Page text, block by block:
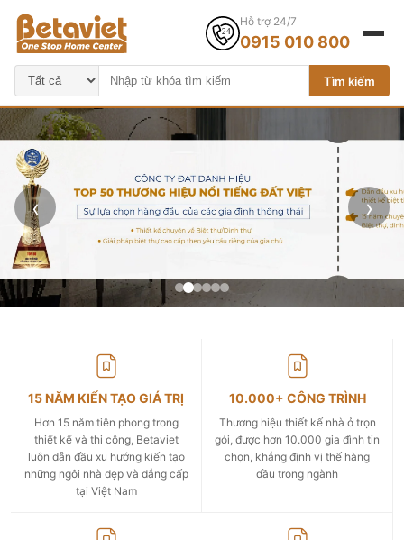
Tìm kiếm
Hỗ trợ 24/7
0915 010 800
‹ ›
15 NĂM KIẾN TẠO GIÁ TRỊ
Hơn 15 năm tiên phong trong
thiết kế và thi công, Betaviet
luôn dẫn đầu xu hướng kiến tạo
những ngôi nhà đẹp và đẳng cấp
tại Việt Nam
10.000+ CÔNG TRÌNH
Thương hiệu thiết kế nhà ở trọn
gói, được hơn 10.000 gia đình tin
chọn, khẳng định vị thế hàng
đầu trong ngành